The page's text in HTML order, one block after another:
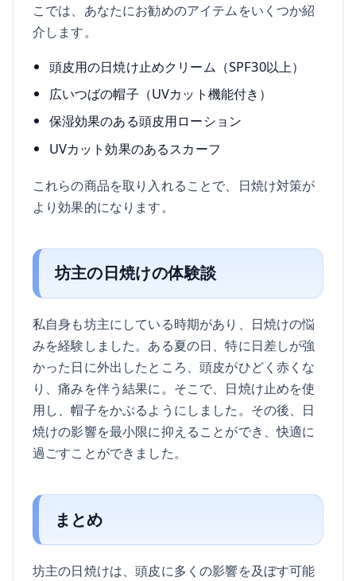
こでは、あなたにお勧めのアイテムをいくつか紹
介します。
頭皮用の日焼け止めクリーム（SPF30以上）
広いつばの帽子（UVカット機能付き）
保湿効果のある頭皮用ローション
UVカット効果のあるスカーフ
これらの商品を取り入れることで、日焼け対策が
より効果的になります。
坊主の日焼けの体験談
私自身も坊主にしている時期があり、日焼けの悩
みを経験しました。ある夏の日、特に日差しが強
かった日に外出したところ、頭皮がひどく赤くな
り、痛みを伴う結果に。そこで、日焼け止めを使
用し、帽子をかぶるようにしました。その後、日
焼けの影響を最小限に抑えることができ、快適に
過ごすことができました。
まとめ
坊主の日焼けは、頭皮に多くの影響を及ぼす可能